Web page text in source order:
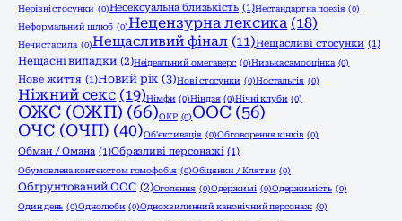
Нерівні стосунки (0)Несексуальна близькість (1)Нестандартна поезія (0)
Неформальний шлюб (0)Нецензурна лексика (18)
Нечиста сила (0)Нещасливий фінал (11)Нещасливі стосунки (1)
Нещасні випадки (2)Неідеальний омегаверс (0)Низька самооцінка (0)
Нове життя (1)Новий рік (3)Нові стосунки (0)Ностальгія (0)
Ніжний секс (19)Німфи (0)Ніндзя (0)Нічні клуби (0)
ОЖС (ОЖП) (66)ОКР (0)ООС (56)
ОЧС (ОЧП) (40)Об'єктивація (0)Обговорення кінків (0)
Обман / Омана (1)Образливі персонажі (1)
Обумовлена контекстом гомофобія (0)Обіцянки / Клятви (0)
Обґрунтований ООС (2)Оголення (0)Одержимі (0)Одержимість (0)
Один день (0)Однолюби (0)Однохвилинний канонічний персонаж (0)